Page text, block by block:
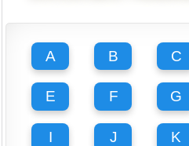
A B C
E F G
I J K